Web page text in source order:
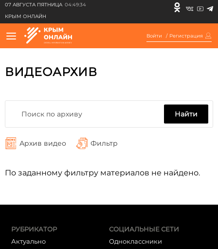
07 АВГУСТА ПЯТНИЦА 04:49:34
КРЫМ ОНЛАЙН
Войти / Регистрация
ВИДЕОАРХИВ
Найти
Архив видео Фильтр
По заданному фильтру материалов не найдено.
РУБРИКАТОР
Актуально
СОЦИАЛЬНЫЕ СЕТИ
Одноклассники